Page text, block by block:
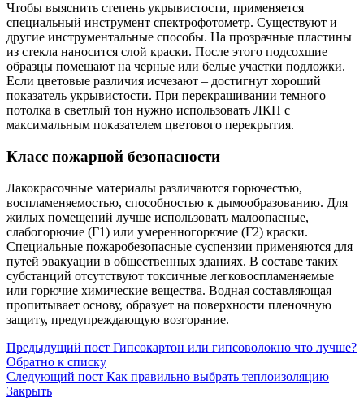
Чтобы выяснить степень укрывистости, применяется
специальный инструмент спектрофотометр. Существуют и
другие инструментальные способы. На прозрачные пластины
из стекла наносится слой краски. После этого подсохшие
образцы помещают на черные или белые участки подложки.
Если цветовые различия исчезают – достигнут хороший
показатель укрывистости. При перекрашивании темного
потолка в светлый тон нужно использовать ЛКП с
максимальным показателем цветового перекрытия.
Класс пожарной безопасности
Лакокрасочные материалы различаются горючестью,
воспламеняемостью, способностью к дымообразованию. Для
жилых помещений лучше использовать малоопасные,
слабогорючие (Г1) или умеренногорючие (Г2) краски.
Специальные пожаробезопасные суспензии применяются для
путей эвакуации в общественных зданиях. В составе таких
субстанций отсутствуют токсичные легковоспламеняемые
или горючие химические вещества. Водная составляющая
пропитывает основу, образует на поверхности пленочную
защиту, предупреждающую возгорание.
Предыдущий пост Гипсокартон или гипсоволокно что лучше?
Обратно к списку
Следующий пост Как правильно выбрать теплоизоляцию
Закрыть